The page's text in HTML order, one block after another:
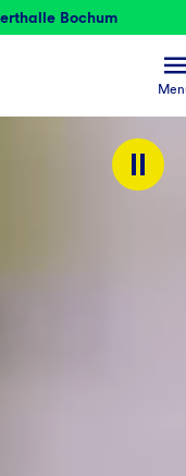
Bochum